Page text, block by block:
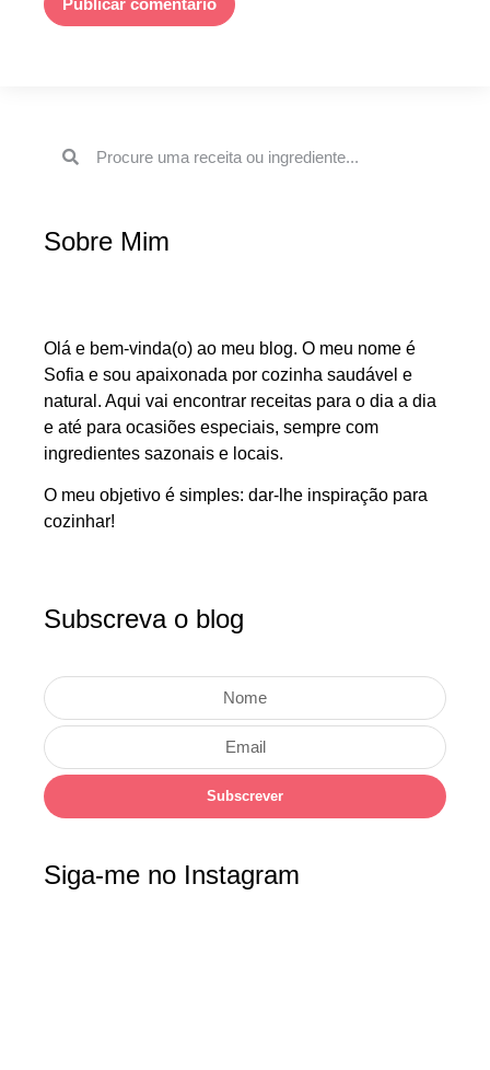
Sobre Mim
Olá e bem-vinda(o) ao meu blog. O meu nome é
Sofia e sou apaixonada por cozinha saudável e
natural. Aqui vai encontrar receitas para o dia a dia
e até para ocasiões especiais, sempre com
ingredientes sazonais e locais.
O meu objetivo é simples: dar-lhe inspiração para
cozinhar!
Subscreva o blog
Subscrever
Siga-me no Instagram